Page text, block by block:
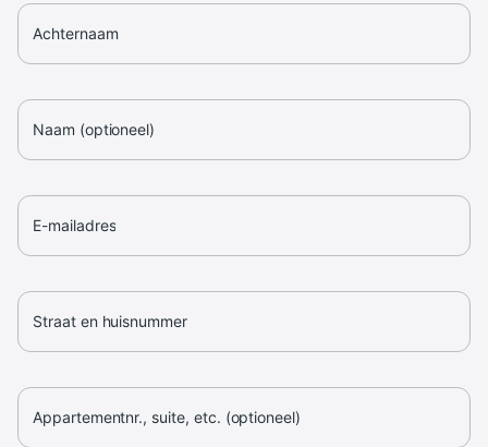
Achternaam
Naam (optioneel)
E-mailadres
Straat en huisnummer
Appartementnr., suite, etc. (optioneel)